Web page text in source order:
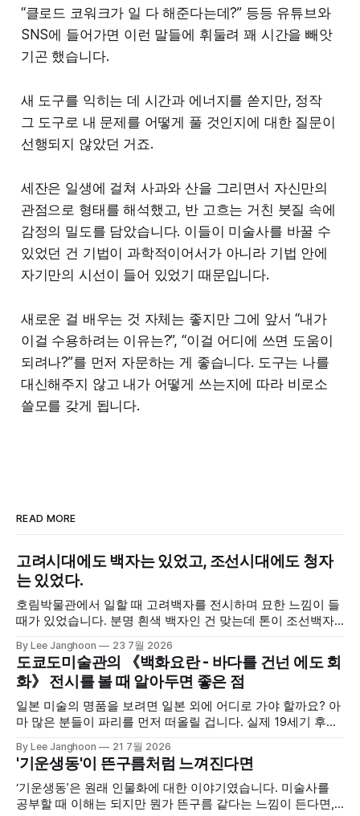
“클로드 코워크가 일 다 해준다는데?” 등등 유튜브와
SNS에 들어가면 이런 말들에 휘둘려 꽤 시간을 빼앗
기곤 했습니다.
새 도구를 익히는 데 시간과 에너지를 쏟지만, 정작
그 도구로 내 문제를 어떻게 풀 것인지에 대한 질문이
선행되지 않았던 거죠.
세잔은 일생에 걸쳐 사과와 산을 그리면서 자신만의
관점으로 형태를 해석했고, 반 고흐는 거친 붓질 속에
감정의 밀도를 담았습니다. 이들이 미술사를 바꿀 수
있었던 건 기법이 과학적이어서가 아니라 기법 안에
자기만의 시선이 들어 있었기 때문입니다.
새로운 걸 배우는 것 자체는 좋지만 그에 앞서 “내가
이걸 수용하려는 이유는?”, “이걸 어디에 쓰면 도움이
되려나?”를 먼저 자문하는 게 좋습니다. 도구는 나를
대신해주지 않고 내가 어떻게 쓰는지에 따라 비로소
쓸모를 갖게 됩니다.
READ MORE
고려시대에도 백자는 있었고, 조선시대에도 청자
는 있었다.
호림박물관에서 일할 때 고려백자를 전시하며 묘한 느낌이 들
때가 있었습니다. 분명 흰색 백자인 건 맞는데 톤이 조선백자
해 고려백자는 글씨를 지울 때 쓰는 하얀 수정액 느낌이었죠.
조선백자 안에서도 흰색이 여러 갈래인데 고려백자는 또 다른
결이었습니다. 이때 색의 스펙트럼이 매우 넓다는 점에 대해
새삼
By Lee Janghoon 23 7월 2026
도쿄도미술관의 《백화요란 - 바다를 건넌 에도 회
화》 전시를 볼 때 알아두면 좋은 점
일본 미술의 명품을 보려면 일본 외에 어디로 가야 할까요? 아
마 많은 분들이 파리를 먼저 떠올릴 겁니다. 실제 19세기 후반
될 정도로 일본 미술의 영향을 많이 받았습니다. 현재 파리의
기메미술관은 유럽 최대의 아시아미술 컬렉션을 자랑하고, 일
본미술만 1만 점이 넘습니다. 우리나라 미술품도 많이 소장한
By Lee Janghoon 21 7월 2026
'기운생동'이 뜬구름처럼 느껴진다면
‘기운생동’은 원래 인물화에 대한 이야기였습니다. 미술사를
공부할 때 이해는 되지만 뭔가 뜬구름 같다는 느낌이 든다면,